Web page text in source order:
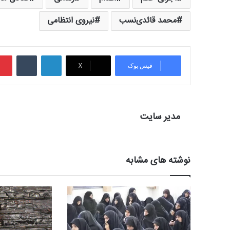
محمد قائدی‌نسب
نیروی انتظامی
فیس بوک X
لینکدین ‫تامبلر
مدیر سایت
نوشته های مشابه